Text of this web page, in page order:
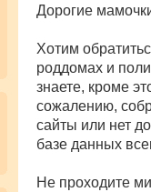
о
б
е
и
е
Дорогие
Хотим
роддомах и
знаете, кроме
сожалению,
сайты или нет
базе данных
Не проходите